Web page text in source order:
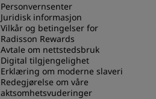
Personvernsenter
Juridisk informasjon
Vilkår og betingelser for
Radisson Rewards
Avtale om nettstedsbruk
Digital tilgjengelighet
Erklæring om moderne slaveri
Redegjørelse om våre
aktsomhetsvuderinger